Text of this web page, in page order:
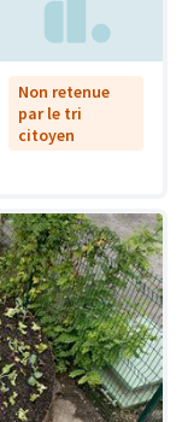
Non retenue
par le tri
citoyen